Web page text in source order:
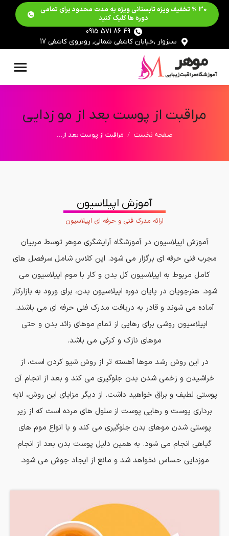
30 % تخفیف ویژه تابستانی ویژه به مدت محدود برای تمامی
دوره ها کلیک کنید
49 86 571 0915
سبزوار ,خیابان کاشفی شمالی, روبروی کاشفی 17
مراقبت از پوست بعد از مو زدایی
مکان شما:
صفحه نخست مراقبت از پوست بعد از…
آموزش اپیلاسیون
ارائه مدرک فنی و حرفه ای اپیلاسیون
آموزش اپیلاسیون در آموزشگاه آرایشگری موهر توسط مربیان
مجرب فنی حرفه ای برگزار می شود. این کلاس شامل سرفصل های
کامل مربوط به اپیلاسیون کل بدن و کار با موم اپیلاسیون می
شود. هنرجویان در پایان دوره اپیلاسیون بدن، برای ورود به بازارکار
آماده می شوند و قادر به دریافت مدرک فنی حرفه ای می باشند.
اپیلاسیون روشی برای رهایی از تمام موهای زائد بدن و حتی
موهای نازک و کرکی می باشد.
در این روش رشد موها آهسته تر از روش شیو کردن است، از
خراشیدن و زخمی شدن بدن جلوگیری می کند و بعد از انجام آن
پوستی لطیف و براق خواهید داشت. از دیگر مزایای این روش، لایه
برداری پوست و رهایی پوست از سلول های مرده است که از زیر
پوستی شدن موهای بدن جلوگیری می کند و با انواع موم های
گیاهی انجام می شود. به همین دلیل پوست بدن بعد از انجام
موزدایی حساس نخواهد شد و مانع از ایجاد جوش می شود.